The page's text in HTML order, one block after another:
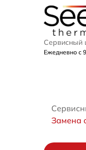
Сервисный
Ежедневно с
Замена